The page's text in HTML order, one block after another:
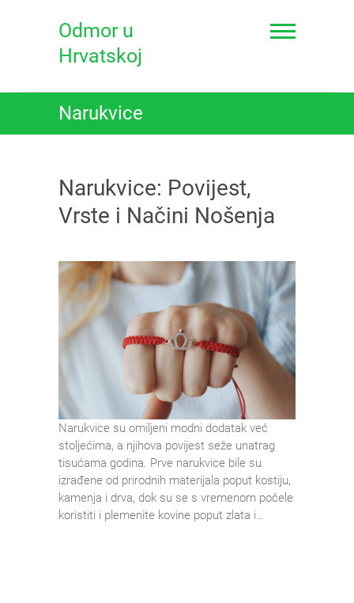
Odmor u
Hrvatskoj
Narukvice
Narukvice: Povijest,
Vrste i Načini Nošenja
Narukvice su omiljeni modni dodatak već
stoljećima, a njihova povijest seže unatrag
tisućama godina. Prve narukvice bile su
izrađene od prirodnih materijala poput kostiju,
kamenja i drva, dok su se s vremenom počele
koristiti i plemenite kovine poput zlata i…